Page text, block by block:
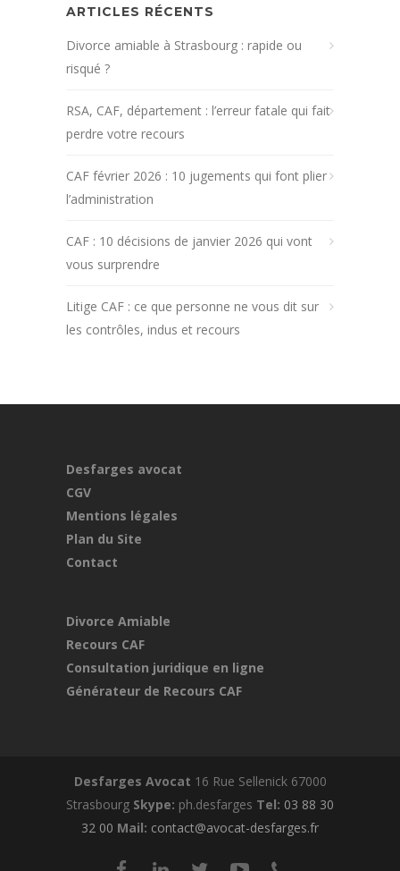
ARTICLES RÉCENTS
Divorce amiable à Strasbourg : rapide ou
risqué ?
RSA, CAF, département : l’erreur fatale qui fait
perdre votre recours
CAF février 2026 : 10 jugements qui font plier
l’administration
CAF : 10 décisions de janvier 2026 qui vont
vous surprendre
Litige CAF : ce que personne ne vous dit sur
les contrôles, indus et recours
Desfarges avocat
CGV
Mentions légales
Plan du Site
Contact
Divorce Amiable
Recours CAF
Consultation juridique en ligne
Générateur de Recours CAF
Desfarges Avocat 16 Rue Sellenick 67000
Strasbourg Skype: ph.desfarges Tel: 03 88 30
32 00 Mail: contact@avocat-desfarges.fr